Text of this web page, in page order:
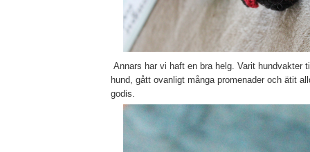
Annars har vi haft en bra helg. Varit hundvakter
hund, gått ovanligt många promenader och ätit
godis.